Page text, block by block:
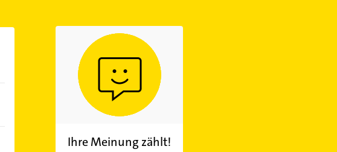
Ihre Meinung zählt!